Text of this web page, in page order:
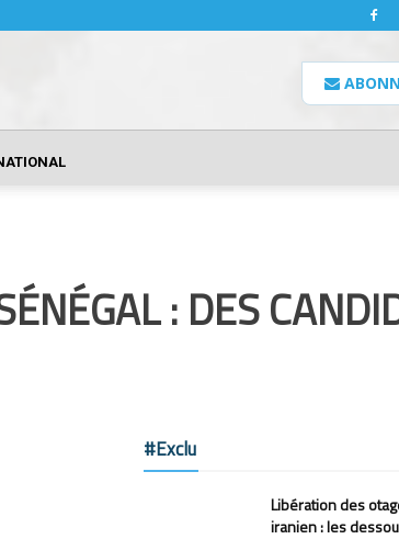
: DES
#Exclu
Libération des
iranien : les